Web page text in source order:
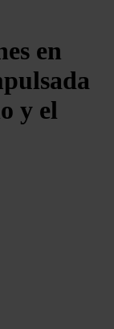
en
y el